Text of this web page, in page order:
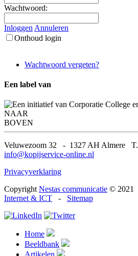
Wachtwoord:
Inloggen Annuleren
Onthoud login
Wachtwoord vergeten?
Een label van
NAAR
BOVEN
Veluwezoom 32 - 1327 AH Almere T.
info@kopijservice-online.nl
Privacyverklaring
Copyright Nestas communicatie © 2021
Internet & ICT
- Sitemap
Home
Beeldbank